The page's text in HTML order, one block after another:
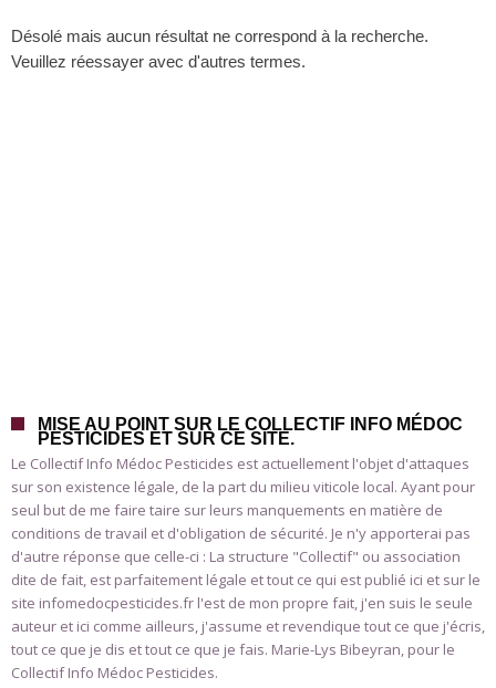
Désolé mais aucun résultat ne correspond à la recherche.
Veuillez réessayer avec d'autres termes.
MISE AU POINT SUR LE COLLECTIF INFO MÉDOC
PESTICIDES ET SUR CE SITE.
Le Collectif Info Médoc Pesticides est actuellement l'objet d'attaques
sur son existence légale, de la part du milieu viticole local. Ayant pour
seul but de me faire taire sur leurs manquements en matière de
conditions de travail et d'obligation de sécurité. Je n'y apporterai pas
d'autre réponse que celle-ci : La structure "Collectif" ou association
dite de fait, est parfaitement légale et tout ce qui est publié ici et sur le
site infomedocpesticides.fr l'est de mon propre fait, j'en suis le seule
auteur et ici comme ailleurs, j'assume et revendique tout ce que j'écris,
tout ce que je dis et tout ce que je fais. Marie-Lys Bibeyran, pour le
Collectif Info Médoc Pesticides.